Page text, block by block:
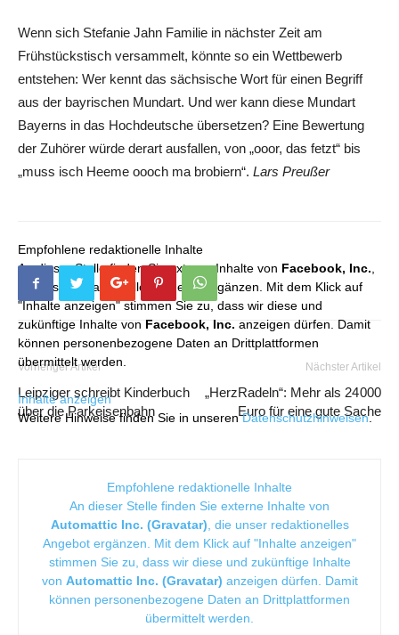
Wenn sich Stefanie Jahn Familie in nächster Zeit am
Frühstückstisch versammelt, könnte so ein Wettbewerb
entstehen: Wer kennt das sächsische Wort für einen Begriff
aus der bayrischen Mundart. Und wer kann diese Mundart
Bayerns in das Hochdeutsche übersetzen? Eine Bewertung
der Zuhörer würde derart ausfallen, von „ooor, das fetzt“ bis
„muss isch Heeme oooch ma brobiern“. Lars Preußer
Empfohlene redaktionelle Inhalte
An dieser Stelle finden Sie externe Inhalte von Facebook, Inc.
die unser redaktionelles Angebot ergänzen. Mit dem Klick auf
"Inhalte anzeigen" stimmen Sie zu, dass wir diese und
zukünftige Inhalte von Facebook, Inc. anzeigen dürfen. Damit
können personenbezogene Daten an Drittplattformen
übermittelt werden.
Inhalte anzeigen
Weitere Hinweise finden Sie in unserenDatenschutzhinweisen.
Vorheriger Artikel
Leipziger schreibt Kinderbuch
über die Parkeisenbahn
Nächster Artikel
„HerzRadeln“: Mehr als 24 000
Euro für eine gute Sache
Empfohlene redaktionelle Inhalte
An dieser Stelle finden Sie externe Inhalte von
Automattic Inc. (Gravatar) , die unser redaktionelles
Angebot ergänzen. Mit dem Klick auf "Inhalte anzeigen"
stimmen Sie zu, dass wir diese und zukünftige Inhalte
von Automattic Inc. (Gravatar) anzeigen dürfen. Damit
können personenbezogene Daten an Drittplattformen
übermittelt werden.